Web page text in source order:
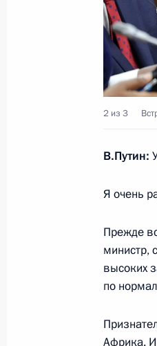
26
26
26
25
2 из 3
В.Путин:
Я очень
Прежде
министр,
высоких
по
Африка. И